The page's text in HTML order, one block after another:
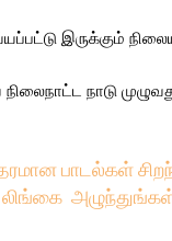
இருக்கும்
நாடு
பாடல்கள்